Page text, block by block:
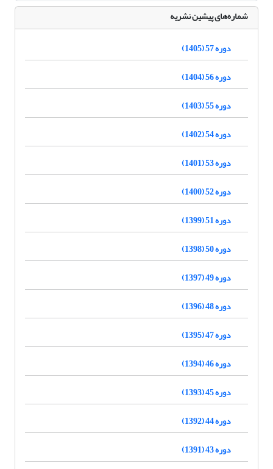
شماره‌های پیشین نشریه
دوره 57 (1405)
دوره 56 (1404)
دوره 55 (1403)
دوره 54 (1402)
دوره 53 (1401)
دوره 52 (1400)
دوره 51 (1399)
دوره 50 (1398)
دوره 49 (1397)
دوره 48 (1396)
دوره 47 (1395)
دوره 46 (1394)
دوره 45 (1393)
دوره 44 (1392)
دوره 43 (1391)